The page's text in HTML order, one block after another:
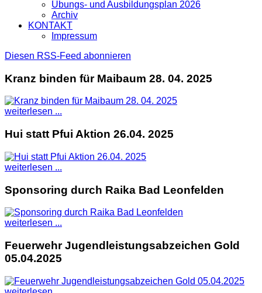
Übungs- und Ausbildungsplan 2026
Archiv
KONTAKT
Impressum
Diesen RSS-Feed abonnieren
Kranz binden für Maibaum 28. 04. 2025
weiterlesen ...
Hui statt Pfui Aktion 26.04. 2025
weiterlesen ...
Sponsoring durch Raika Bad Leonfelden
weiterlesen ...
Feuerwehr Jugendleistungsabzeichen Gold
05.04.2025